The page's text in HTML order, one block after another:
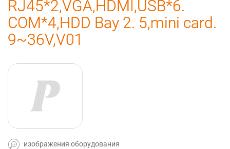
RJ45*2,VGA,HDMI,USB*6.
COM*4,HDD Bay 2. 5,mini card.
9~36V,V01
изображения оборудования